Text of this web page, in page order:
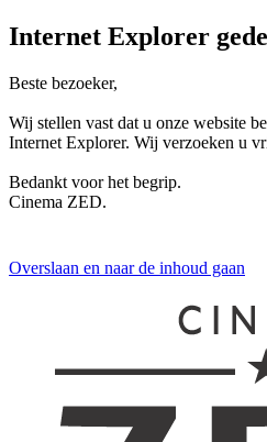
Internet Explorer
Beste bezoeker,
Wij stellen vast dat u onze website
Internet Explorer. Wij verzoeken u
Bedankt voor het begrip.
Cinema ZED.
Overslaan en naar de inhoud gaan